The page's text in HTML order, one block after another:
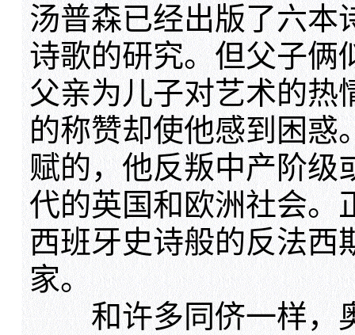
汤普森已经出版了六本
诗歌的研究。但父子俩
父亲为儿子对艺术的热
的称赞却使他感到困惑
赋的，他反叛中产阶级
代的英国和欧洲社会。
西班牙史诗般的反法西
家。
和许多同侪一样，